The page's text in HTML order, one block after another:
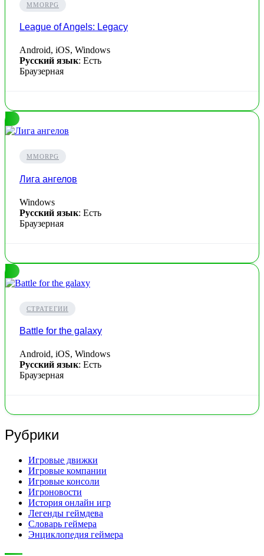
MMORPG
League of Angels: Legacy
Android, iOS, Windows
Русский язык: Есть
Браузерная
MMORPG
Лига ангелов
Windows
Русский язык: Есть
Браузерная
СТРАТЕГИИ
Battle for the galaxy
Android, iOS, Windows
Русский язык: Есть
Браузерная
Рубрики
Игровые движки
Игровые компании
Игровые консоли
Игроновости
История онлайн игр
Легенды геймдева
Словарь геймера
Энциклопедия геймера